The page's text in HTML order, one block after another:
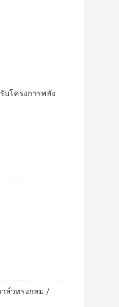
บโครงการพลัง
าล์วทรงกลม /